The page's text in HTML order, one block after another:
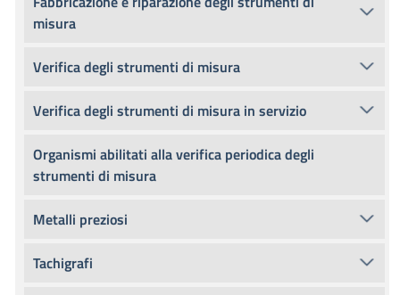
misura
Verifica degli strumenti di misura
Verifica degli strumenti di misura in servizio
Organismi abilitati alla verifica periodica degli
strumenti di misura
Metalli preziosi
Tachigrafi